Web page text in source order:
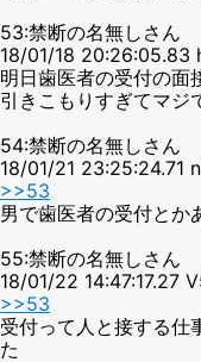
53:禁断の名無しさん
18/01/18 20:26:05.83
明日歯医者の受付の面
引きこもりすぎてマジ
54:禁断の名無しさん
18/01/21 23:25:24.71
>>53
男で歯医者の受付とか
55:禁断の名無しさん
18/01/22 14:47:17.27
>>53
受付って人と接する仕
た